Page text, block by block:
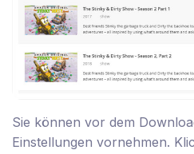
Sie können vor dem
Einstellungen vornehmen.